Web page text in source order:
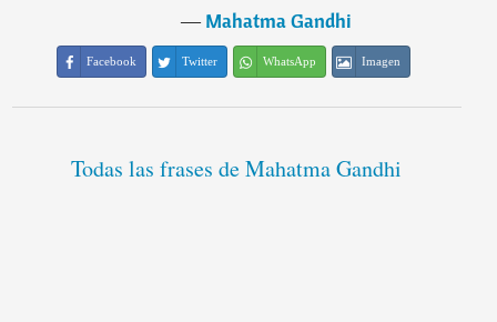
―Mahatma Gandhi
Facebook Twitter WhatsApp Imagen
Todas las frases de Mahatma Gandhi